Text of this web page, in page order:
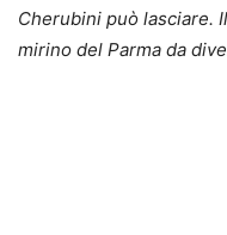
Cherubini può lasciare.
mirino del Parma da